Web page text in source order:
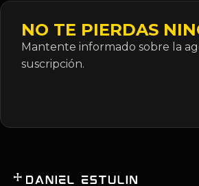
NO TE PIERDAS
Mantente informado sobre la
suscripción.